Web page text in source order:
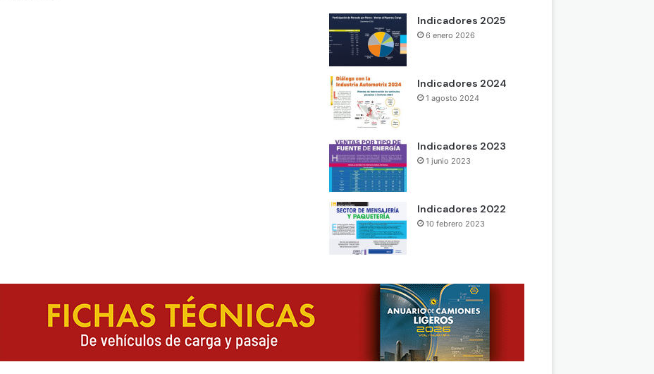
Indicadores 2025
6 enero 2026
Indicadores 2024
1 agosto 2024
Indicadores 2023
1 junio 2023
Indicadores 2022
10 febrero 2023